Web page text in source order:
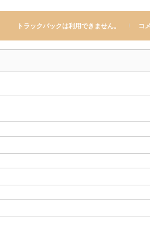
トラックバックは利用できません。 コ